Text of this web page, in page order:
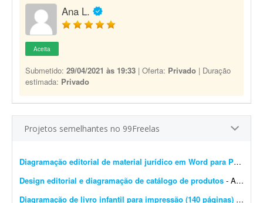
Ana L.
Aceita
Submetido: 29/04/2021 às 19:33 | Oferta: Privado | Duração
estimada: Privado
Projetos semelhantes no 99Freelas
Diagramação editorial de material jurídico em Word para PDF premium
Design editorial e diagramação de catálogo de produtos - A DistribuiBem, distribuidora de alimentos e produtos premium, está procurando um profissional de design editorial e diagramação para revisar, modernizar e manter nosso cat&aac...
Diagramação de livro infantil para impressão (140 páginas)